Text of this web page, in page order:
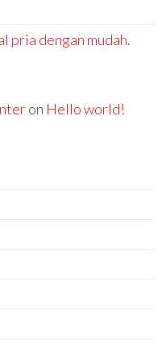
pria dengan mudah.
on Hello world!